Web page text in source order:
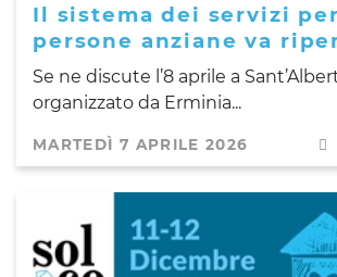
Il sistema dei servizi
persone anziane va
Se ne discute l’8 aprile a
organizzato da Erminia...
MARTEDÌ 7 APRILE 2026